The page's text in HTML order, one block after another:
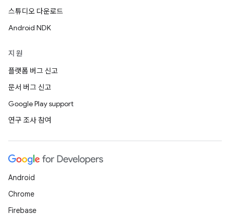
스튜디오 다운로드
Android NDK
지원
플랫폼 버그 신고
문서 버그 신고
Google Play support
연구 조사 참여
Android
Chrome
Firebase